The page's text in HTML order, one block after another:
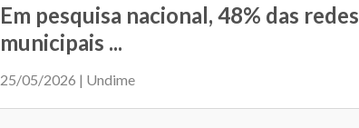
Em pesquisa nacional, 48% das redes
municipais ...
25/05/2026 | Undime